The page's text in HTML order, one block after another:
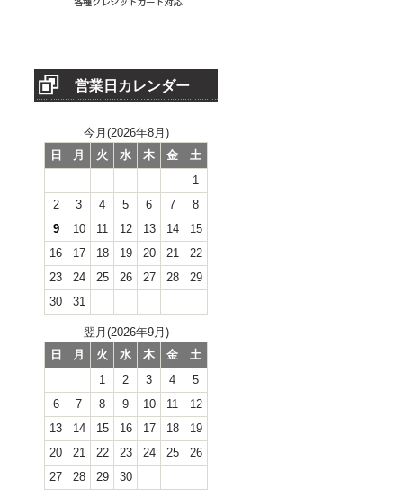
営業日カレンダー
今月(2026年8月)
日
月 火 水 木 金
土
1
2
3 4 5 6 7
8
9
10 11 12 13 14
15
16
17 18 19 20 21
22
23
24 25 26 27 28
29
30
31
翌月(2026年9月)
日
月 火 水 木 金
土
1
2 3 4
5
6
7 8 9 10 11
12
13
14 15 16 17 18
19
20
21 22 23 24 25
26
27
28 29 30